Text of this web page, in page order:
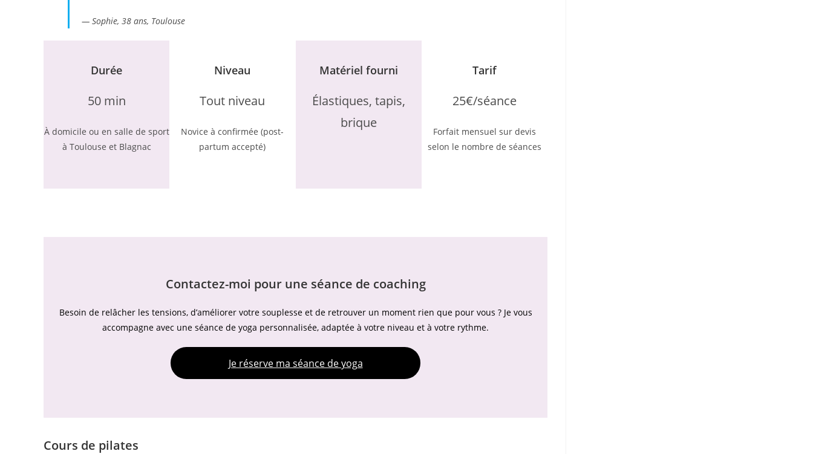
— Sophie, 38 ans, Toulouse
Durée
50 min
À domicile ou en salle de sport
à Toulouse et Blagnac
Niveau
Tout niveau
Novice à confirmée (post-
partum accepté)
Matériel fourni
Élastiques, tapis,
brique
Tarif
25€/séance
Forfait mensuel sur devis
selon le nombre de séances
Contactez-moi pour une séance de coaching
Besoin de relâcher les tensions, d’améliorer votre souplesse et de retrouver un moment rien que pour vous ? Je vous
accompagne avec une séance de yoga personnalisée, adaptée à votre niveau et à votre rythme.
Je réserve ma séance de yoga
Cours de pilates